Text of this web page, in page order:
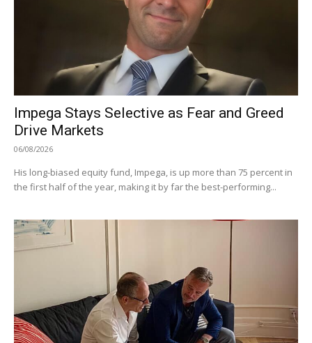
Impega Stays Selective as Fear and Greed
Drive Markets
06/08/2026
His long-biased equity fund, Impega, is up more than 75 percent in
the first half of the year, making it by far the best-performing...